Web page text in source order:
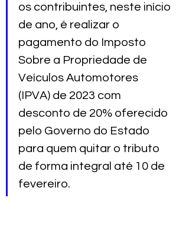
os contribuintes, neste início
de ano, é realizar o
pagamento do Imposto
Sobre a Propriedade de
Veículos Automotores
(IPVA) de 2023 com
desconto de 20% oferecido
pelo Governo do Estado
para quem quitar o tributo
de forma integral até 10 de
fevereiro.